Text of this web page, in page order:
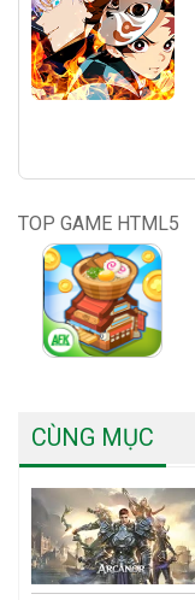
TOP GAME HTML5
CÙNG MỤC